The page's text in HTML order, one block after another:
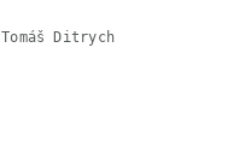
Tomáš Ditrych